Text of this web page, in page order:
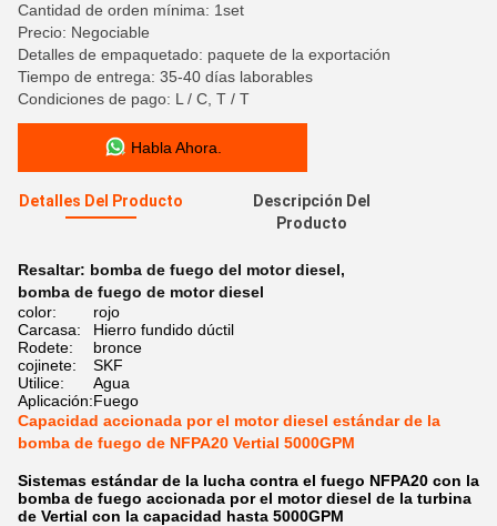
Cantidad de orden mínima: 1set
Precio: Negociable
Detalles de empaquetado: paquete de la exportación
Tiempo de entrega: 35-40 días laborables
Condiciones de pago: L / C, T / T
Habla Ahora.
Detalles Del Producto
Descripción Del
Producto
Resaltar: bomba de fuego del motor diesel,
bomba de fuego de motor diesel
color:
rojo
Carcasa:
Hierro fundido dúctil
Rodete:
bronce
cojinete:
SKF
Utilice:
Agua
Aplicación:Fuego
Capacidad accionada por el motor diesel estándar de la
bomba de fuego de NFPA20 Vertial 5000GPM
Sistemas estándar de la lucha contra el fuego NFPA20 con la
bomba de fuego accionada por el motor diesel de la turbina
de Vertial con la capacidad hasta 5000GPM